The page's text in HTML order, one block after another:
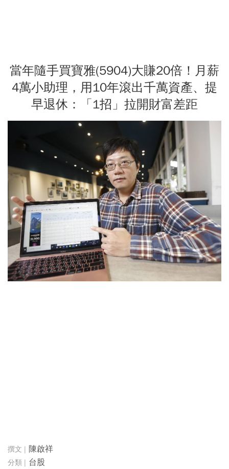
當年隨手買寶雅(5904)大賺20倍！月薪
4萬小助理，用10年滾出千萬資產、提
早退休：「1招」拉開財富差距
陳啟祥
台股